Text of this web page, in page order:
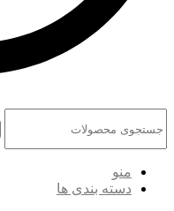
منو
دسته بندی ها